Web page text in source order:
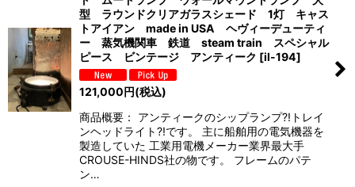
型 ラウンドクリアガラスシェード 1灯 キャス
トアイアン made in USA ヘヴィーデューティ
ー 蒸気機関車 鉄道 steam train スペシャル
ピース ビンテージ アンティーク [il-194]
121,000円(税込)
商品概要： アンティークのシップランプ?!トレイ
ンヘッドライト?!です。 主に船舶用の電気機器を
製造していた 工業用電機メーカー業界最大手
CROUSE-HINDS社の物です。 フレームのパテ
ン…